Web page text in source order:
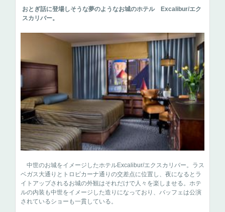
おとぎ話に登場しそうな夢のようなお城のホテル Excalibur/エク
スカリバー。
中世のお城をイメージしたホテルExcalibur/エクスカリバー。ラス
ベガス大通りとトロピカーナ通りの交差点に位置し、夜になるとラ
イトアップされるお城の外観はそれだけで人々を楽しませる。ホテ
ルの内装も中世をイメージした造りになっており、バッフェは公演
されているショーも一貫している。